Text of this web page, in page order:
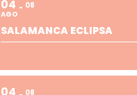
04
AGO
08
SALAMANCA ECLIPSA
08